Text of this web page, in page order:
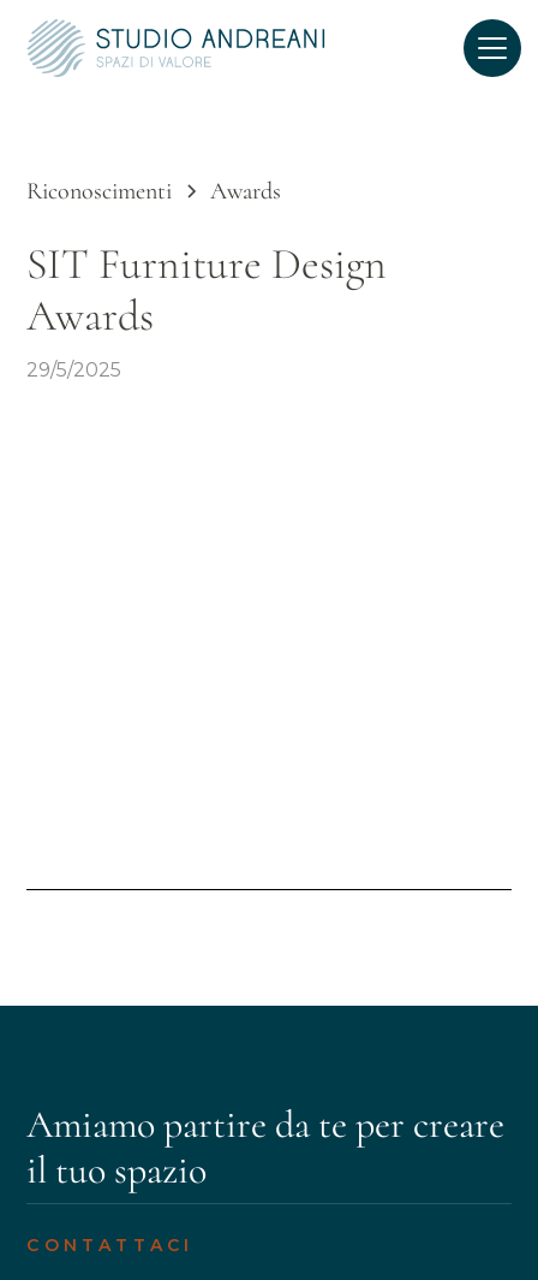
Riconoscimenti Awards
SIT Furniture Design
Awards
29/5/2025
Amiamo partire da te per creare
il tuo spazio
CONTATTACI